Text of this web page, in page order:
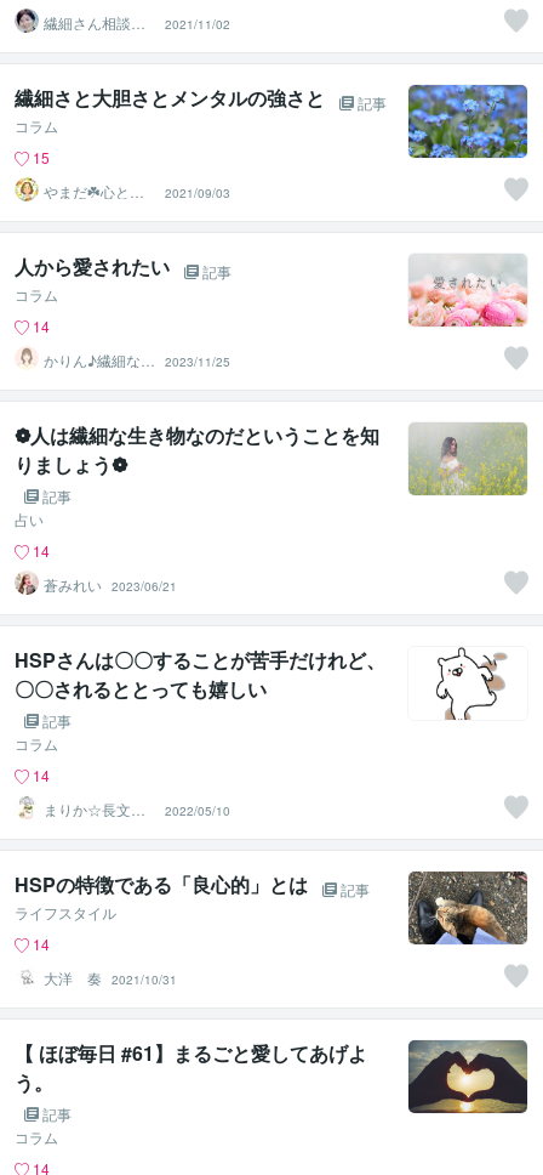
繊細さん相談室
☘️野崎真礼（ま
ひろ）
2021/11/02
繊細さと大胆さとメンタルの強さと
記事
コラム
15
やまだ☘️心と頭
がスッキリ整う
サロン
2021/09/03
人から愛されたい
記事
コラム
14
かりん♪繊細な心
の部屋
2023/11/25
❁人は繊細な生き物なのだということを知
りましょう❁
記事
占い
14
蒼みれい 2023/06/21
HSPさんは〇〇することが苦手だけれど、
〇〇されるととっても嬉しい
記事
コラム
14
まりか☆長文歓
迎！HSPの休憩
所
2022/05/10
HSPの特徴である「良心的」とは
記事
ライフスタイル
14
大洋 奏
2021/10/31
【 ほぼ毎日 #61】まるごと愛してあげよ
う。
記事
コラム
14